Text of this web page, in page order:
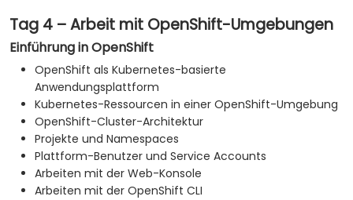
Tag 4 – Arbeit mit OpenShift-Umgebungen
Einführung in OpenShift
OpenShift als Kubernetes-basierte
Anwendungsplattform
Kubernetes-Ressourcen in einer OpenShift-Umgebung
OpenShift-Cluster-Architektur
Projekte und Namespaces
Plattform-Benutzer und Service Accounts
Arbeiten mit der Web-Konsole
Arbeiten mit der OpenShift CLI